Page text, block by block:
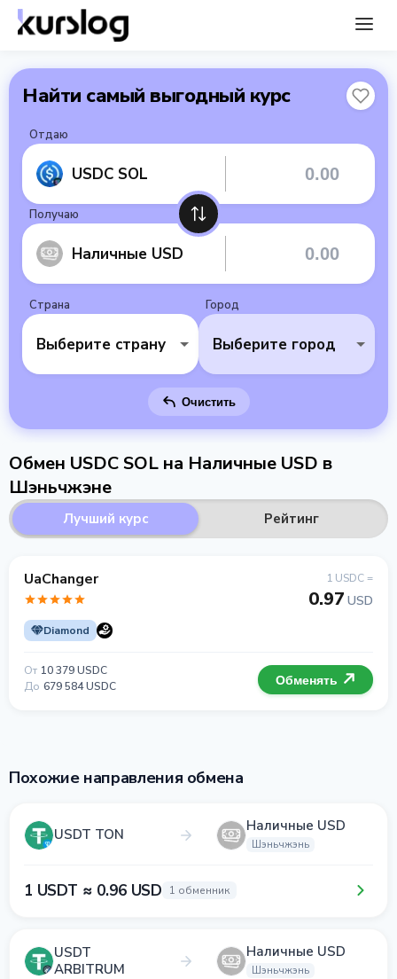
Найти самый выгодный курс
Отдаю
USDC SOL
Получаю
Наличные USD
Страна
Выберите страну
Город
Выберите город
Очистить
Обмен USDC SOL на Наличные USD в
Шэньчжэне
Лучший курс Рейтинг
UaChanger
Diamond
1 USDC =
0.97 USD
От 10 379 USDC
До 679 584 USDC Обменять
Похожие направления обмена
USDT TON Наличные USD
Шэньчжэнь
1 USDT ≈ 0.96 USD 1 обменник
USDT
ARBITRUM
Наличные USD
Шэньчжэнь